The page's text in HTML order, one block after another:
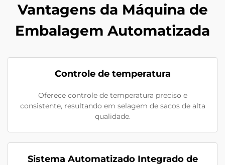
Vantagens da Máquina de
Embalagem Automatizada
Controle de temperatura
Oferece controle de temperatura preciso e
consistente, resultando em selagem de sacos de alta
qualidade.
Sistema Automatizado Integrado de